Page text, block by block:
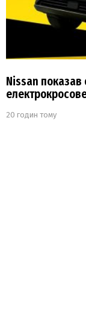
Nissan показав
20 годин тому